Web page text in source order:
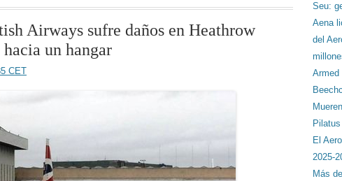
Airways sufre daños en Heathrow
un hangar
CET
Seu:
Aena
del
Armed
El
2025-
Más